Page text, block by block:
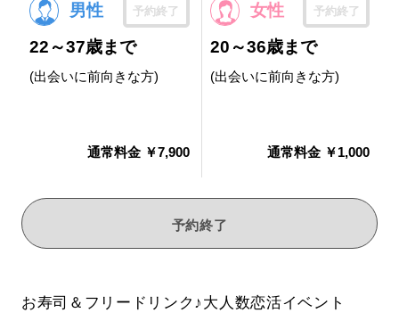
男性 予約終了
22～37歳まで
(出会いに前向きな方)
通常料金 ￥7,900
女性 予約終了
20～36歳まで
(出会いに前向きな方)
通常料金 ￥1,000
予約終了
お寿司＆フリードリンク♪大人数恋活イベント